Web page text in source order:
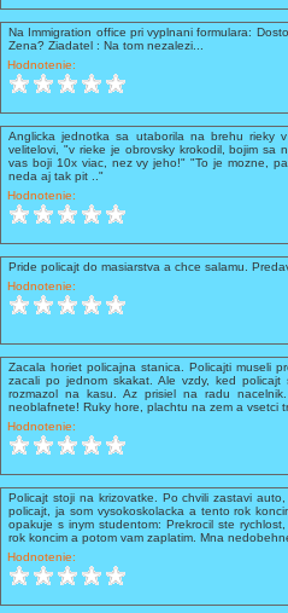
Na Immigration office pri vyplnani formulara:
Zena? Ziadatel : Na tom nezalezi...
Hodnotenie:
Anglicka jednotka sa utaborila na brehu rieky
velitelovi, "v rieke je obrovsky krokodil, bojim sa
vas boji 10x viac, nez vy jeho!" "To je mozne,
neda aj tak pit .."
Hodnotenie:
Pride policajt do masiarstva a chce salamu.
Hodnotenie:
Zacala horiet policajna stanica. Policajti museli
zacali po jednom skakat. Ale vzdy, ked
rozmazol na kasu. Az prisiel na radu
neoblafnete! Ruky hore, plachtu na zem a vsetci
Hodnotenie:
Policajt stoji na krizovatke. Po chvili zastavi
policajt, ja som vysokoskolacka a tento rok
opakuje s inym studentom: Prekrocil ste
rok koncim a potom vam zaplatim. Mna
Hodnotenie: